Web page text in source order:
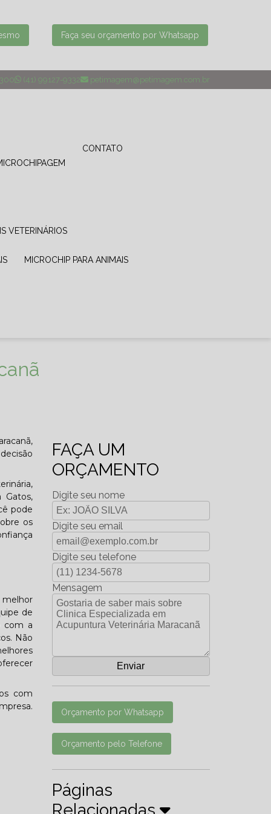
Faça seu orçamento por Whatsapp
(41) 99127-9332 petimagem@petimagem.com.br
MICROCHIPAGEM
CONTATO
VETERINÁRIOS
MICROCHIP PARA ANIMAIS
Gatos,
pode
os
de
com a
Não
com
FAÇA UM
ORÇAMENTO
Digite seu nome
Digite seu email
Digite seu telefone
Mensagem
Orçamento por Whatsapp
Orçamento pelo Telefone
Páginas